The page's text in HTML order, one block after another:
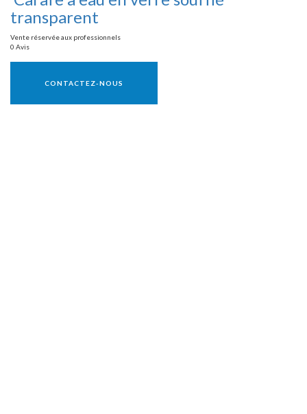
transparent
Vente réservée aux professionnels
0 Avis
CONTACTEZ-NOUS